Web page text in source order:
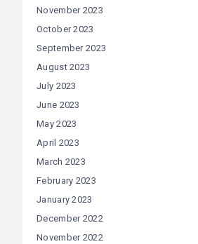
November 2023
October 2023
September 2023
August 2023
July 2023
June 2023
May 2023
April 2023
March 2023
February 2023
January 2023
December 2022
November 2022